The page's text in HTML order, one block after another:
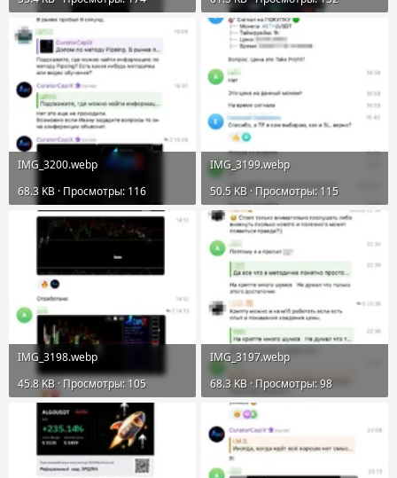
IMG_3200.webp
68.3 KB · Просмотры: 116
IMG_3199.webp
50.5 KB · Просмотры: 115
IMG_3198.webp
45.8 KB · Просмотры: 105
IMG_3197.webp
68.3 KB · Просмотры: 98